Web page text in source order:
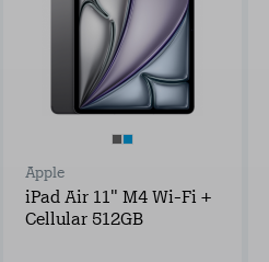
Apple
iPad Air 11" M4 Wi-Fi +
Cellular 512GB